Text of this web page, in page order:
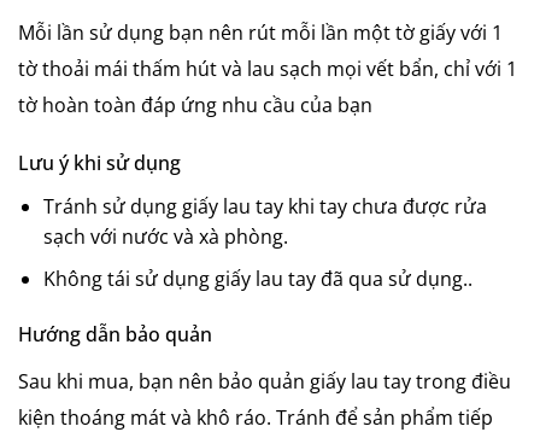
Mỗi lần sử dụng bạn nên rút mỗi lần một tờ giấy với 1
tờ thoải mái thấm hút và lau sạch mọi vết bẩn, chỉ với 1
tờ hoàn toàn đáp ứng nhu cầu của bạn
Lưu ý khi sử dụng
Tránh sử dụng giấy lau tay khi tay chưa được rửa
sạch với nước và xà phòng.
Không tái sử dụng giấy lau tay đã qua sử dụng..
Hướng dẫn bảo quản
Sau khi mua, bạn nên bảo quản giấy lau tay trong điều
kiện thoáng mát và khô ráo. Tránh để sản phẩm tiếp